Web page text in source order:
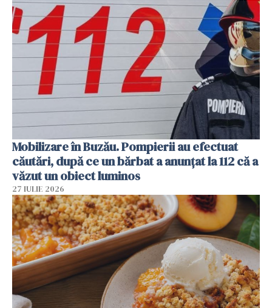
Mobilizare în Buzău. Pompierii au efectuat
căutări, după ce un bărbat a anunțat la 112 că a
văzut un obiect luminos
27 IULIE 2026